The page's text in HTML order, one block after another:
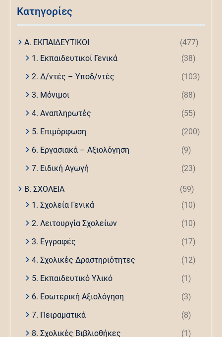
Kατηγορίες
Α. ΕΚΠΑΙΔΕΥΤΙΚΟΙ
(477)
1. Εκπαιδευτικοί Γενικά
(38)
2. Δ/ντές – Υποδ/ντές
(103)
3. Μόνιμοι
(88)
4. Αναπληρωτές
(55)
5. Επιμόρφωση
(200)
6. Εργασιακά – Αξιολόγηση
(9)
7. Ειδική Αγωγή
(23)
Β. ΣΧΟΛΕΙΑ
(59)
1. Σχολεία Γενικά
(10)
2. Λειτουργία Σχολείων
(10)
3. Εγγραφές
(17)
4. Σχολικές Δραστηριότητες
(12)
5. Εκπαιδευτικό Υλικό
(1)
6. Εσωτερική Αξιολόγηση
(3)
7. Πειραματικά
(8)
8. Σχολικές Βιβλιοθήκες
(1)